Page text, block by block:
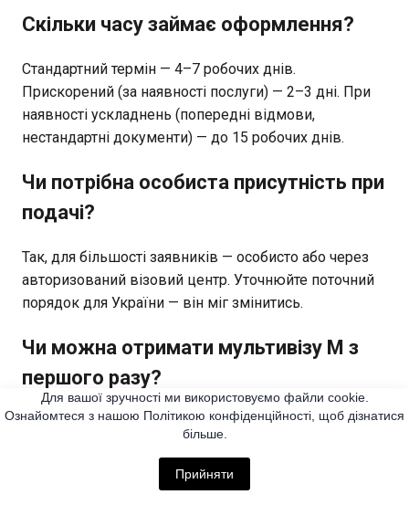
Скільки часу займає оформлення?
Стандартний термін — 4–7 робочих днів.
Прискорений (за наявності послуги) — 2–3 дні. При
наявності ускладнень (попередні відмови,
нестандартні документи) — до 15 робочих днів.
Чи потрібна особиста присутність при
подачі?
Так, для більшості заявників — особисто або через
авторизований візовий центр. Уточнюйте поточний
порядок для України — він міг змінитись.
Чи можна отримати мультивізу M з
першого разу?
Технічно — так, практично — малоймовірно без 历史
одноразову, використати правильно, і при наступній
заявці запросити мульти.
Для вашої зручності ми використовуємо файли cookie.
Ознайомтеся з нашою Політикою конфіденційності, щоб дізнатися
більше.
Прийняти